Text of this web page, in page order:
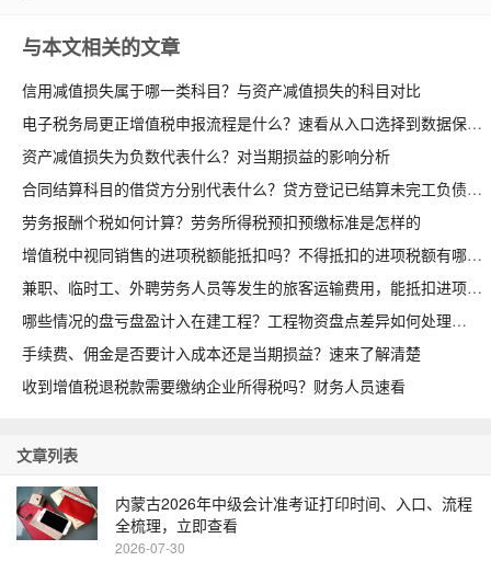
与本文相关的文章
信用减值损失属于哪一类科目？与资产减值损失的科目对比
电子税务局更正增值税申报流程是什么？速看从入口选择到数据保存
资产减值损失为负数代表什么？对当期损益的影响分析
合同结算科目的借贷方分别代表什么？贷方登记已结算未完工负债
劳务报酬个税如何计算？劳务所得税预扣预缴标准是怎样的
增值税中视同销售的进项税额能抵扣吗？不得抵扣的进项税额有哪些
兼职、临时工、外聘劳务人员等发生的旅客运输费用，能抵扣进项吗
哪些情况的盘亏盘盈计入在建工程？工程物资盘点差异如何处理
手续费、佣金是否要计入成本还是当期损益？速来了解清楚
收到增值税退税款需要缴纳企业所得税吗？财务人员速看
文章列表
内蒙古2026年中级会计准考证打印时间、入口、流程
全梳理，立即查看
2026-07-30